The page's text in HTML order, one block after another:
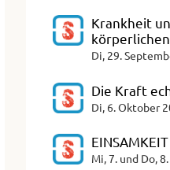
Krankheit
Di, 29.
Die Kraft
Di, 6. Oktober
Mi, 7. und Do,